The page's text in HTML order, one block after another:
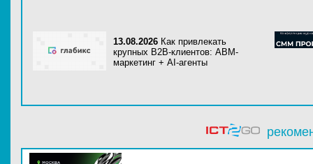
13.08.2026 Как привлекать
крупных B2B-клиентов: ABM-
маркетинг + AI-агенты